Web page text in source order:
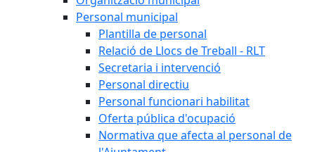
Personal municipal
Plantilla de personal
Relació de Llocs de Treball - RLT
Secretaria i intervenció
Personal directiu
Personal funcionari habilitat
Oferta pública d'ocupació
Normativa que afecta al personal de